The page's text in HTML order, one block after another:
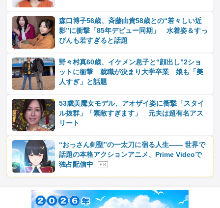
森口博子56歳、斉藤由貴58歳との“若々しい近
影”に衝撃「85年デビュー同期」 水着姿＆すっ
ぴんも若すぎると話題
野々村真60歳、イケメン息子と“顔出し”2ショ
ットに衝撃 就職が決まり大学卒業 娘も「美
人すぎ」と話題
53歳美魔女モデル、アオザイ姿に衝撃「スタイ
ル抜群」「素敵すぎます」 元夫は超有名アス
リート
“おっさん剣聖”の一太刀に宿る人生―― 世界で
話題の本格アクションアニメ、Prime Videoで
独占配信中
P R